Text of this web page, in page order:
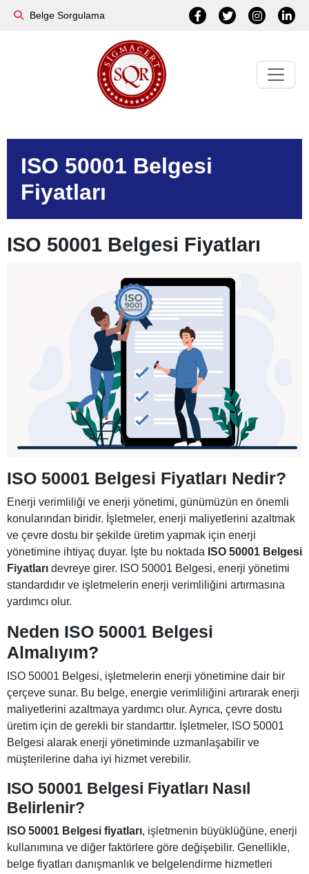
Belge Sorgulama
ISO 50001 Belgesi
Fiyatları
ISO 50001 Belgesi Fiyatları
ISO 50001 Belgesi Fiyatları Nedir?
Enerji verimliliği ve enerji yönetimi, günümüzün en önemli
konularından biridir. İşletmeler, enerji maliyetlerini azaltmak
ve çevre dostu bir şekilde üretim yapmak için enerji
yönetimine ihtiyaç duyar. İşte bu noktada ISO 50001 Belgesi
Fiyatları devreye girer. ISO 50001 Belgesi, enerji yönetimi
standardıdır ve işletmelerin enerji verimliliğini artırmasına
yardımcı olur.
Neden ISO 50001 Belgesi
Almalıyım?
ISO 50001 Belgesi, işletmelerin enerji yönetimine dair bir
çerçeve sunar. Bu belge, energie verimliliğini artırarak enerji
maliyetlerini azaltmaya yardımcı olur. Ayrıca, çevre dostu
üretim için de gerekli bir standarttır. İşletmeler, ISO 50001
Belgesi alarak enerji yönetiminde uzmanlaşabilir ve
müşterilerine daha iyi hizmet verebilir.
ISO 50001 Belgesi Fiyatları Nasıl
Belirlenir?
ISO 50001 Belgesi fiyatları, işletmenin büyüklüğüne, enerji
kullanımına ve diğer faktörlere göre değişebilir. Genellikle,
belge fiyatları danışmanlık ve belgelendirme hizmetleri